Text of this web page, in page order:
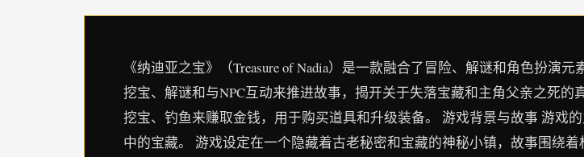
《纳迪亚之宝》（Treasure of Nadia）是一款融合了冒险、解谜和角色扮演
挖宝、解谜和与NPC互动来推进故事，揭开关于失落宝藏和主角父亲之死
挖宝、钓鱼来赚取金钱，用于购买道具和升级装备。 游戏背景与故事 游戏
中的宝藏。 游戏设定在一个隐藏着古老秘密和宝藏的神秘小镇，故事围绕